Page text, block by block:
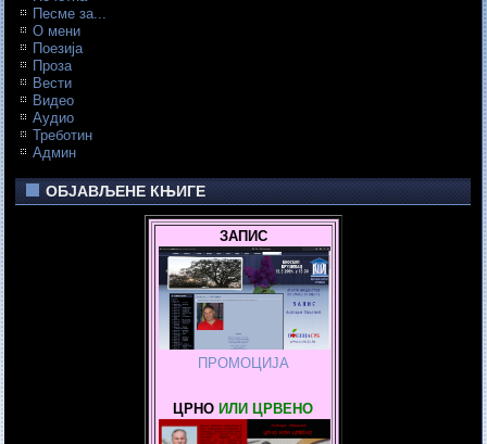
Песме за...
О мени
Поезија
Проза
Вести
Видео
Аудио
Треботин
Админ
ОБЈАВЉЕНЕ КЊИГЕ
ЗАПИС
ПРОМОЦИЈА
ЦРНО ИЛИ ЦРВЕНО